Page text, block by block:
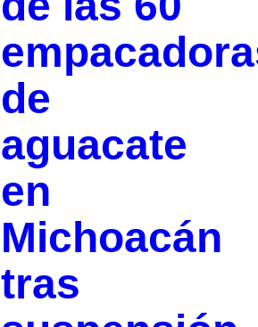
de
aguacate
en
Michoacán
tras